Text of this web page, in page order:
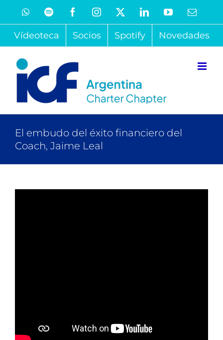
Saltar
al
contenido
WhatsAppSpotify FacebookInstagram
X LinkedInYouTubeCorreo
Vídeoteca Socios Spotify Novedades
El embudo del éxito financiero del
Coach, Jaime Leal